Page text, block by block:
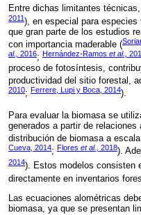
Entre dichas limitantes
2011), en especial para
que gran parte de los estudios
con importancia maderable (
al.,
2016; Hernández-Ramos et al.,
proceso de fotosíntesis,
productividad del sitio forestal,
2010; Ferrere, Lupi y Boca, 2014).
Para evaluar la biomasa se
generados a partir de
distribución de biomasa a
Cueva, 2014; Flores et al., 2018).
2014). Estos modelos consisten
directamente en inventarios
Las ecuaciones alométricas
biomasa, ya que se presentan